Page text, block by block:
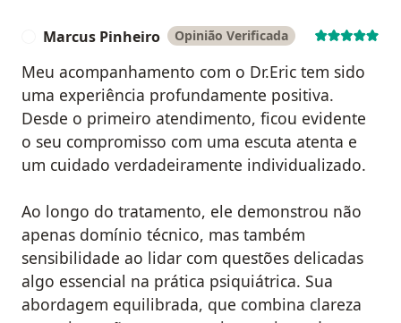
Marcus Pinheiro Opinião Verificada
Meu acompanhamento com o Dr.Eric tem sido
uma experiência profundamente positiva.
Desde o primeiro atendimento, ficou evidente
o seu compromisso com uma escuta atenta e
um cuidado verdadeiramente individualizado.
Ao longo do tratamento, ele demonstrou não
apenas domínio técnico, mas também
sensibilidade ao lidar com questões delicadas
algo essencial na prática psiquiátrica. Sua
abordagem equilibrada, que combina clareza